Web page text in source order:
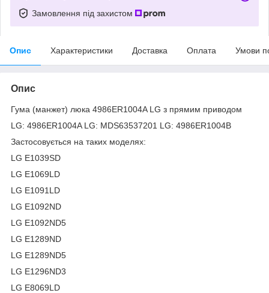
Замовлення під захистом
Опис Характеристики Доставка Оплата Умови
Опис
Гума (манжет) люка 4986ER1004A LG з прямим приводом
LG: 4986ER1004A LG: MDS63537201 LG: 4986ER1004B
Застосовується на таких моделях:
LG E1039SD
LG E1069LD
LG E1091LD
LG E1092ND
LG E1092ND5
LG E1289ND
LG E1289ND5
LG E1296ND3
LG E8069LD